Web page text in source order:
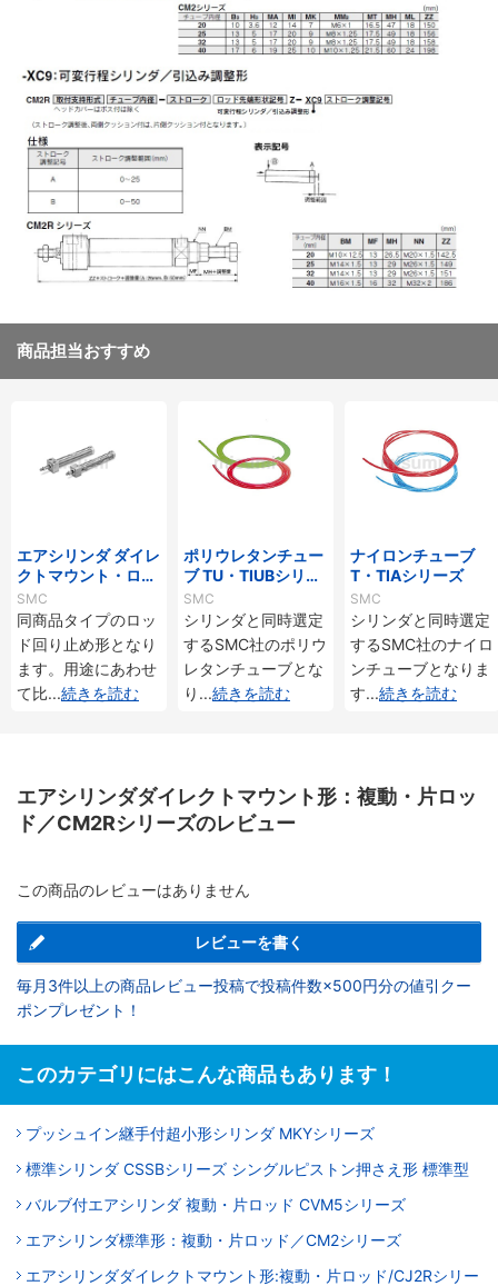
商品担当おすすめ
エアシリンダ ダイレ
クトマウント・ロッ
ド回り止め形 複動・
片ロッド CM2RKシ
リーズ
SMC
同商品タイプのロッ
ド回り止め形となり
ます。用途にあわせ
て比...続きを読む
ポリウレタンチュー
ブ TU・TIUBシリー
ズ
SMC
シリンダと同時選定
するSMC社のポリウ
レタンチューブとな
り ...続きを読む
ナイロンチューブ
T・TIAシリーズ
SMC
シリンダと同時選定
するSMC社のナイロ
ンチューブとなりま
す...続きを読む
エアシリンダダイレクトマウント形：複動・片ロッ
ド／CM2Rシリーズのレビュー
この商品のレビューはありません
レビューを書く
毎月3件以上の商品レビュー投稿で投稿件数×500円分の値引クー
ポンプレゼント！
このカテゴリにはこんな商品もあります！
プッシュイン継手付超小形シリンダ MKYシリーズ
標準シリンダ CSSBシリーズ シングルピストン押さえ形 標準型
バルブ付エアシリンダ 複動・片ロッド CVM5シリーズ
エアシリンダ標準形：複動・片ロッド／CM2シリーズ
エアシリンダダイレクトマウント形:複動・片ロッド/CJ2Rシリー